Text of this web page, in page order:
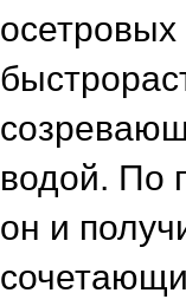
водой. По
он и